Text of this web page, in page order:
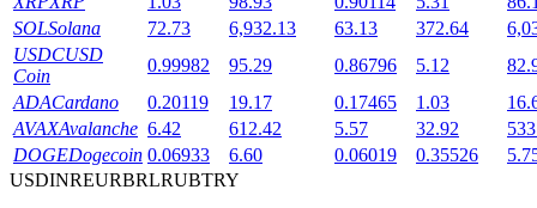
SOLSolana 72.73 6,932.13 63.13 372.64
USDCUSD
Coin
0.99982 95.29 0.86796 5.12
ADACardano 0.20119 19.17 0.17465 1.03
AVAXAvalanche 6.42 612.42 5.57 32.92
DOGEDogecoin 0.06933 6.60 0.06019 0.35526
USDINREURBRLRUBTRY